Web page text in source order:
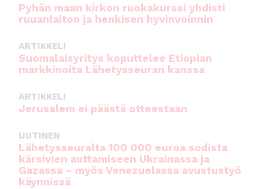
Pyhän maan kirkon ruokakurssi yhdisti
ruuanlaiton ja henkisen hyvinvoinnin
ARTIKKELI
Suomalaisyritys koputtelee Etiopian
markkinoita Lähetysseuran kanssa
ARTIKKELI
Jerusalem ei päästä otteestaan
UUTINEN
Lähetysseuralta 100 000 euroa sodista
kärsivien auttamiseen Ukrainassa ja
Gazassa – myös Venezuelassa avustustyö
käynnissä